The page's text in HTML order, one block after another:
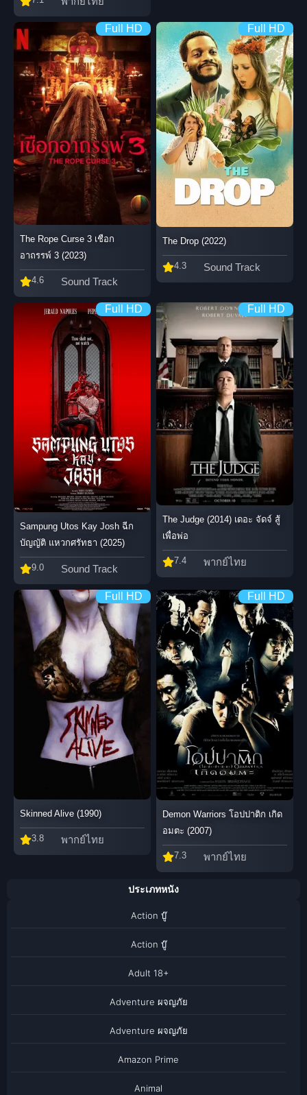
Full HD
The Rope Curse 3 เชือก
อาถรรพ์ 3 (2023)
4.6 Sound Track
Full HD
The Drop (2022)
4.3 Sound Track
Full HD
Sampung Utos Kay Josh ฉีก
บัญญัติ แหวกศรัทธา (2025)
9.0 Sound Track
Full HD
The Judge (2014) เดอะ จัดจ์ สู้
เพื่อพ่อ
7.4 พากย์ไทย
Full HD
Skinned Alive (1990)
3.8 พากย์ไทย
Full HD
Demon Warriors โอปปาติก เกิด
อมตะ (2007)
7.3 พากย์ไทย
ประเภทหนัง
Action บู๊
Action บู๊
Adult 18+
Adventure ผจญภัย
Adventure ผจญภัย
Amazon Prime
Animal